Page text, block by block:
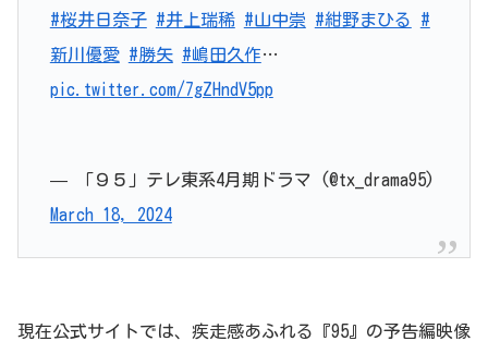
#桜井日奈子 #井上瑞稀 #山中崇 #紺野まひる
#
新川優愛 #勝矢 #嶋田久作…
pic.twitter.com/7gZHndV5pp
— 「９５」テレ東系4月期ドラマ (@tx_drama95)
March 18, 2024
現在公式サイトでは、疾走感あふれる『95』の予告編映像